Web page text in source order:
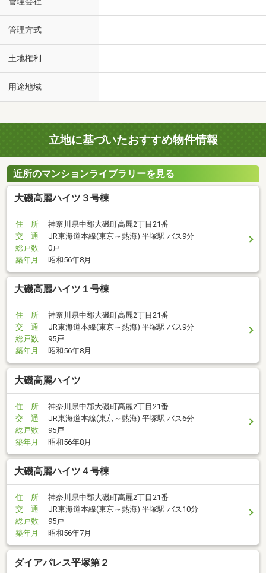
管理方式
土地権利
用途地域
立地に基づいたおすすめ物件情報
近所のマンションライブラリーを見る
大磯高麗ハイツ３号棟
住 所
神奈川県中郡大磯町高麗2丁目21番
交 通
JR東海道本線(東京～熱海) 平塚駅 バス9分
総戸数
0戸
築年月
昭和56年8月
大磯高麗ハイツ１号棟
住 所
神奈川県中郡大磯町高麗2丁目21番
交 通
JR東海道本線(東京～熱海) 平塚駅 バス9分
総戸数
95戸
築年月
昭和56年8月
大磯高麗ハイツ
住 所
神奈川県中郡大磯町高麗2丁目21番
交 通
JR東海道本線(東京～熱海) 平塚駅 バス6分
総戸数
95戸
築年月
昭和56年8月
大磯高麗ハイツ４号棟
住 所
神奈川県中郡大磯町高麗2丁目21番
交 通
JR東海道本線(東京～熱海) 平塚駅 バス10分
総戸数
95戸
築年月
昭和56年7月
ダイアパレス平塚第２